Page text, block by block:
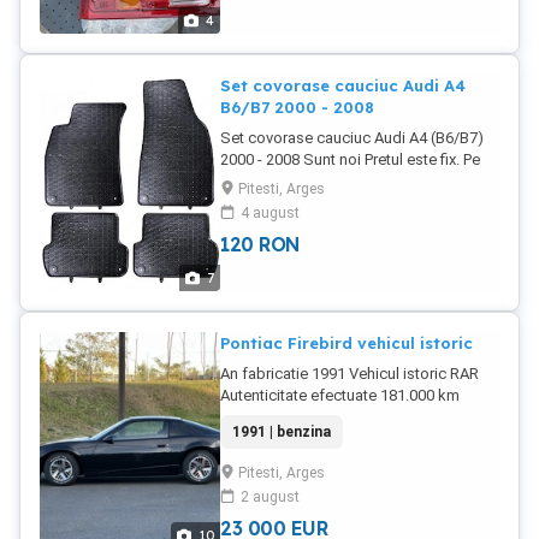
4
7
Set covorase cauciuc Audi A4
B6/B7 2000 - 2008
Set covorase cauciuc Audi A4 (B6/B7)
2000 - 2008 Sunt noi Pretul este fix. Pe
net sunt de la 180 de Lei in sus
Pitesti, Arges
4 august
120 RON
10
Pontiac Firebird vehicul istoric
An fabricatie 1991 Vehicul istoric RAR
Autenticitate efectuate 181.000 km
aproape noi # Optiuni : Jante R15
originale Cutie automata 4 overdrive
Tapiterie din catifea impecabila Scaune
reglabile Volan reglabil Bord piele Volan
de piele T-top (trape detasabile)
1991 | benzina
Pitesti, Arges
2 august
23 000 EUR